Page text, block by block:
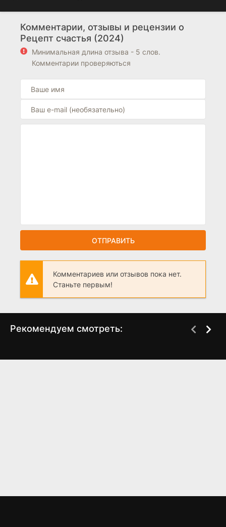
Комментарии, отзывы и рецензии о
Рецепт счастья (2024)
Минимальная длина отзыва - 5 слов.
Комментарии проверяються
ОТПРАВИТЬ
Комментариев или отзывов пока нет.
Станьте первым!
Рекомендуем смотреть: